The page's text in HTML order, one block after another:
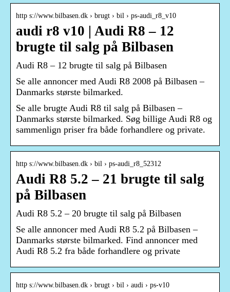
http s://www.bilbasen.dk › brugt › bil › ps-audi_r8_v10
audi r8 v10 | Audi R8 – 12
brugte til salg på Bilbasen
Audi R8 – 12 brugte til salg på Bilbasen
Se alle annoncer med Audi R8 2008 på Bilbasen –
Danmarks største bilmarked.
Se alle brugte Audi R8 til salg på Bilbasen –
Danmarks største bilmarked. Søg billige Audi R8 og
sammenlign priser fra både forhandlere og private.
http s://www.bilbasen.dk › bil › ps-audi_r8_52312
Audi R8 5.2 – 21 brugte til salg
på Bilbasen
Audi R8 5.2 – 20 brugte til salg på Bilbasen
Se alle annoncer med Audi R8 5.2 på Bilbasen –
Danmarks største bilmarked. Find annoncer med
Audi R8 5.2 fra både forhandlere og private
http s://www.bilbasen.dk › brugt › bil › audi › ps-v10